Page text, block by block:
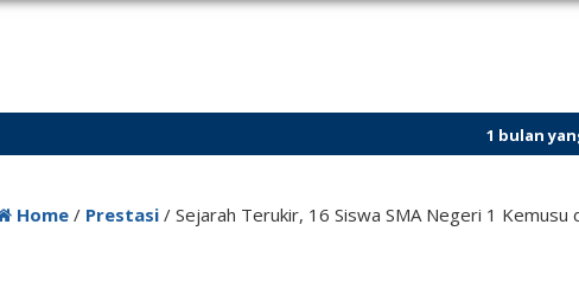
1 bulan yang lalu/ Laman
Home / Prestasi / Sejarah Terukir, 16 Siswa SMA Negeri 1